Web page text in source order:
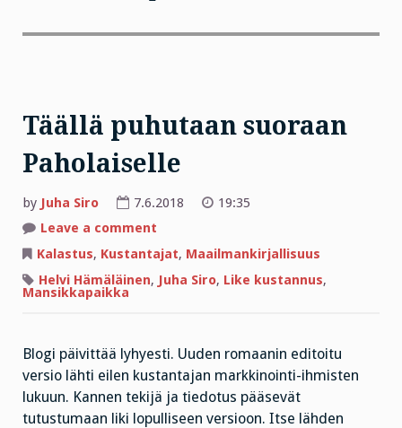
Täällä puhutaan suoraan
Paholaiselle
by Juha Siro 7.6.2018
19:35
Leave a comment
puhutaan
suoraan
Paholaiselle
Kalastus, Kustantajat, Maailmankirjallisuus
Helvi Hämäläinen, Juha Siro, Like kustannus,
Mansikkapaikka
Blogi päivittää lyhyesti. Uuden romaanin editoitu
versio lähti eilen kustantajan markkinointi-ihmisten
lukuun. Kannen tekijä ja tiedotus pääsevät
tutustumaan liki lopulliseen versioon. Itse lähden